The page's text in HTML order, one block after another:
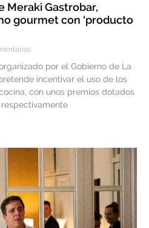
Meraki Gastrobar,
gourmet con ‘producto
por el Gobierno de La
incentivar el uso de los
con unos premios dotados